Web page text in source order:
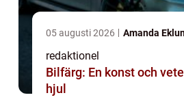
05 augusti 2026 Amanda
redaktionel
Bilfärg: En konst och
hjul